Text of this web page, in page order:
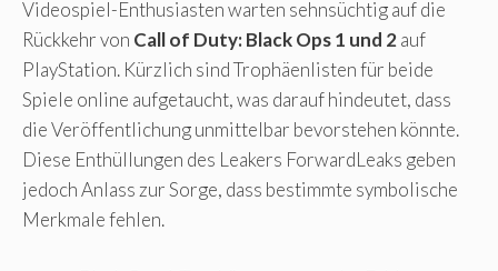
Videospiel-Enthusiasten warten sehnsüchtig auf die
Rückkehr von Call of Duty: Black Ops 1 und 2auf
PlayStation. Kürzlich sind Trophäenlisten für beide
Spiele online aufgetaucht, was darauf hindeutet, dass
die Veröffentlichung unmittelbar bevorstehen könnte.
Diese Enthüllungen des Leakers ForwardLeaks geben
jedoch Anlass zur Sorge, dass bestimmte symbolische
Merkmale fehlen.